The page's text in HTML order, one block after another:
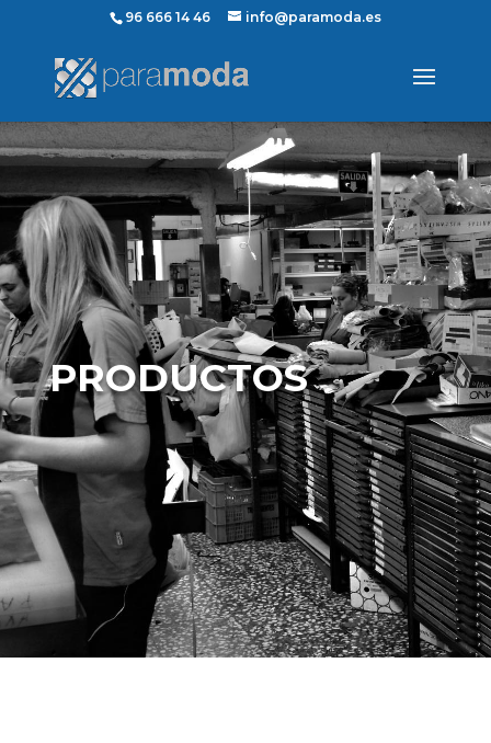
96 666 14 46 info@paramoda.es
PRODUCTOS